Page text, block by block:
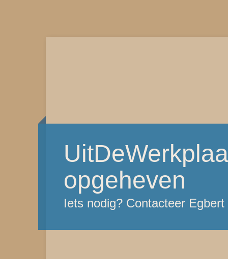
opgeheven
Iets nodig? Contacteer